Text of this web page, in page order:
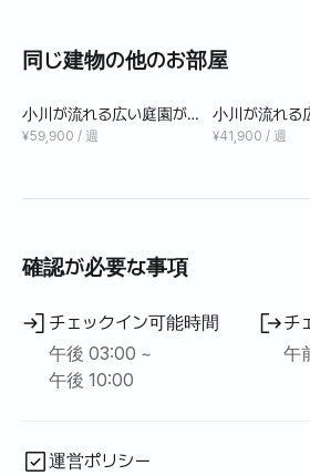
同じ建物の他のお部屋
小川が流れる広い庭園があ
る森の中のペンション団地4
¥59,900 / 週
小川が流れる
る森の中のペ
¥41,900 / 週
確認が必要な事項
チェックイン可能時間
午後 03:00 ~
午後 10:00
チ
午
運営ポリシー